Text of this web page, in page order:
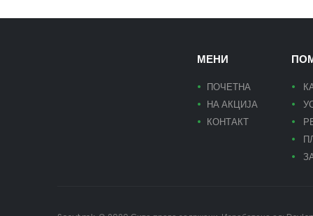
МЕНИ
ПОЧЕТНА
НА АКЦИЈА
КОНТАКТ